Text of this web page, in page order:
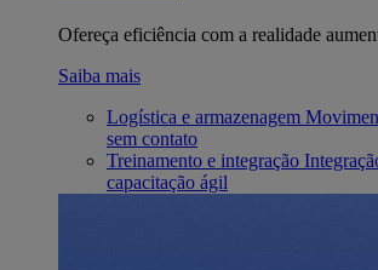
Ofereça eficiência com a realidade
Saiba mais
Logística e armazenagem
sem contato
Treinamento e integração
capacitação ágil